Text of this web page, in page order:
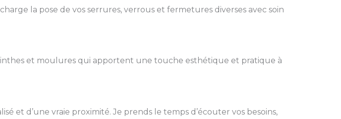
la pose de vos serrures, verrous et fermetures diverses avec soin
et moulures qui apportent une touche esthétique et pratique à
et d’une vraie proximité. Je prends le temps d’écouter vos besoins,